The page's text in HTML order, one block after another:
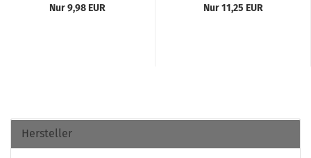
Nur 9,98 EUR
Nur 11,25 EUR
Hersteller